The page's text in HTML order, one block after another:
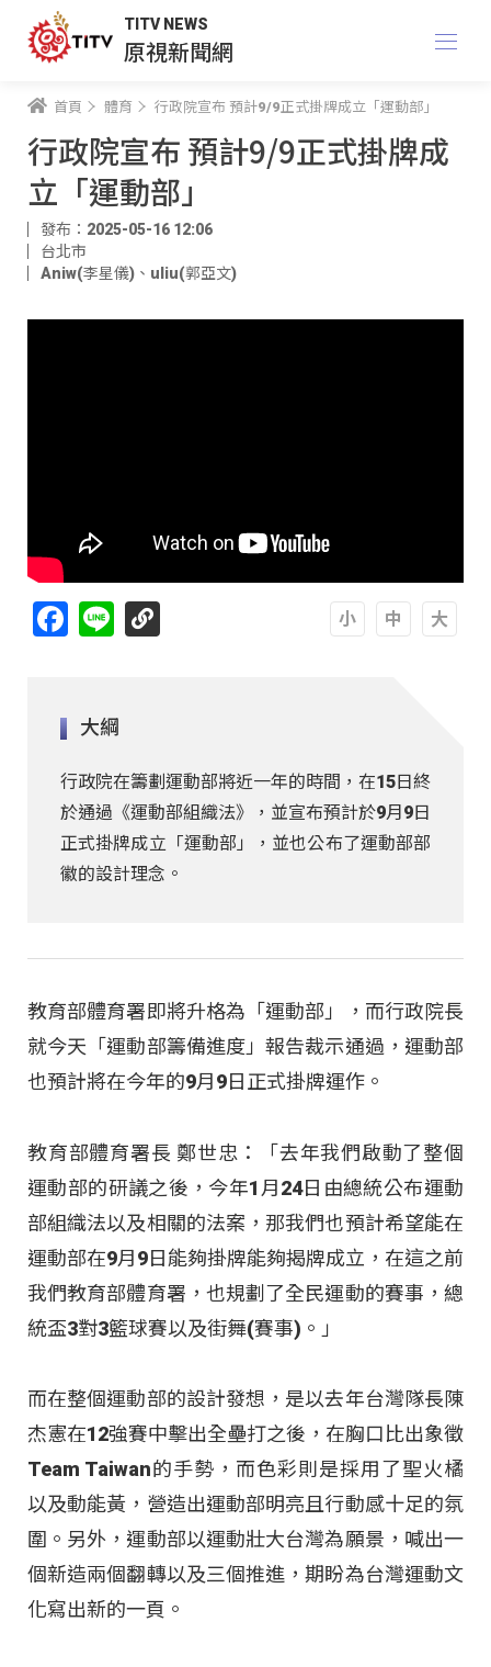
TITV NEWS
原視新聞網
首頁 體育 行政院宣布 預計9/9正式掛牌成立「運動部」
行政院宣布 預計9/9正式掛牌成
立「運動部」
發布：2025-05-16 12:06
台北市
Aniw(李星儀) 、 uliu(郭亞文)
Facebook
Line
大綱
行政院在籌劃運動部將近一年的時間，在15日終
於通過《運動部組織法》，並宣布預計於9月9日
正式掛牌成立「運動部」，並也公布了運動部部
徽的設計理念。
教育部體育署即將升格為「運動部」，而行政院長
就今天「運動部籌備進度」報告裁示通過，運動部
也預計將在今年的9月9日正式掛牌運作。
教育部體育署長 鄭世忠：「去年我們啟動了整個
運動部的研議之後，今年1月24日由總統公布運動
部組織法以及相關的法案，那我們也預計希望能在
運動部在9月9日能夠掛牌能夠揭牌成立，在這之前
我們教育部體育署，也規劃了全民運動的賽事，總
統盃3對3籃球賽以及街舞(賽事)。」
而在整個運動部的設計發想，是以去年台灣隊長陳
杰憲在12強賽中擊出全壘打之後，在胸口比出象徵
Team Taiwan的手勢，而色彩則是採用了聖火橘
以及動能黃，營造出運動部明亮且行動感十足的氛
圍。另外，運動部以運動壯大台灣為願景，喊出一
個新造兩個翻轉以及三個推進，期盼為台灣運動文
化寫出新的一頁。